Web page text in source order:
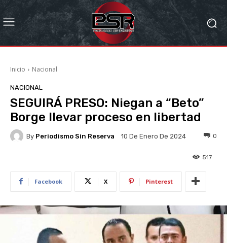
Inicio Nacional
NACIONAL
SEGUIRÁ PRESO: Niegan a “Beto”
Borge llevar proceso en libertad
By Periodismo Sin Reserva 10 De Enero De 2024 0
517
Facebook X Pinterest